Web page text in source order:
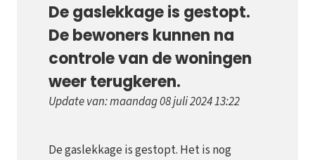
De gaslekkage is gestopt.
De bewoners kunnen na
controle van de woningen
weer terugkeren.
Update van: maandag 08 juli 2024 13:22
De gaslekkage is gestopt. Het is nog